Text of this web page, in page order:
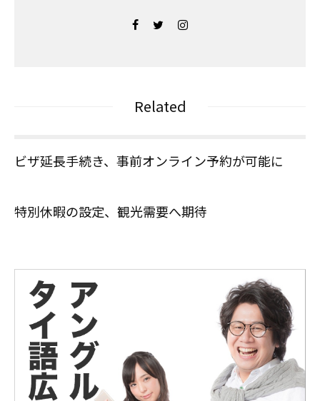
Related
ビザ延長手続き、事前オンライン予約が可能に
特別休暇の設定、観光需要へ期待